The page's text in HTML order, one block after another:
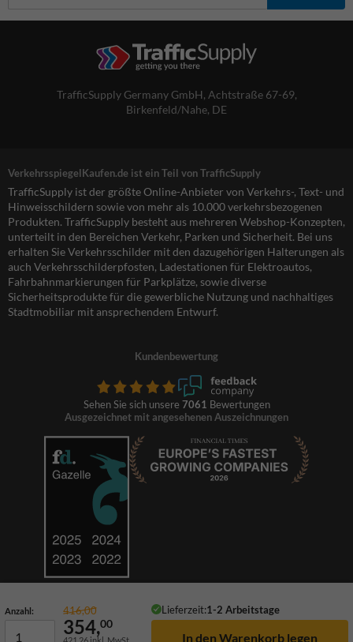
Anzahl: 416,00 Lieferzeit:1-2 Arbeitstage
354,00
TrafficSupply Germany GmbH, Achtstraße 67-69,
Birkenfeld/Nahe, DE
VerkehrsspiegelKaufen.de ist ein Teil von TrafficSupply
TrafficSupply ist der größte Online-Anbieter von Verkehrs-, Text- und
Hinweisschildern sowie von mehr als 10.000 verkehrsbezogenen
Produkten. TrafficSupply besteht aus mehreren Webshop-Konzepten,
unterteilt in den Bereichen Verkehr, Parken und Sicherheit. Bei uns
erhalten Sie Verkehrsschilder mit den dazugehörigen Halterungen als
auch Verkehrsschilderpfosten, Ladestationen für Elektroautos,
Fahrbahnmarkierungen für Parkplätze, sowie diverse
Sicherheitsprodukte für die gewerbliche Nutzung und nachhaltiges
Stadtmobiliar mit ansprechendem Entwurf.
Kundenbewertung
Sehen Sie sich unsere 7061 Bewertungen
Ausgezeichnet mit angesehenen Auszeichnungen